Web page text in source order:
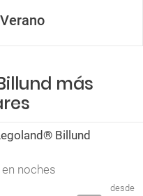
Verano
más
Billund
noches
desde